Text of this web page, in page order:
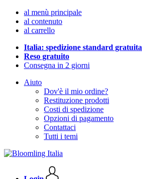
al menù principale
al contenuto
al carrello
Italia: spedizione standard gratuita
Reso gratuito
Consegna in 2 giorni
Aiuto
Dov'è il mio ordine?
Restituzione prodotti
Costi di spedizione
Opzioni di pagamento
Contattaci
Tutti i temi